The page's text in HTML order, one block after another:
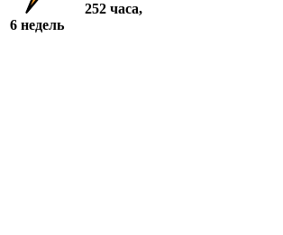
252 часа,
6 недель